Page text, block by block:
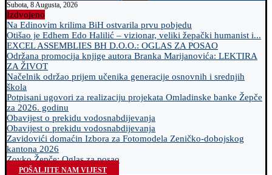
Subota, 8 Augusta, 2026
Izdvojeno
Na Edinovim krilima BiH ostvarila prvu pobjedu
Otišao je Edhem Edo Halilić – vizionar, veliki žepački humanist i...
EXCEL ASSEMBLIES BH D.O.O.: OGLAS ZA POSAO
Održana promocija knjige autora Branka Marijanovića: LEKTIRA
ZA ŽIVOT
Načelnik održao prijem učenika generacije osnovnih i srednjih
škola
Potpisani ugovori za realizaciju projekata Omladinske banke Žepče
za 2026. godinu
Obavijest o prekidu vodosnabdijevanja
Obavijest o prekidu vodosnabdijevanja
Zavidovići domaćin Izbora za Fotomodela Zeničko-dobojskog
kantona 2026
Zovko Žepče: Oglas za posao
POŠALJITE NAM VIJEST